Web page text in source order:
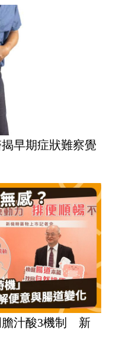
早期症狀難察覺
膽汁酸3機制 新